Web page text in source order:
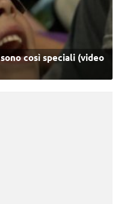
così speciali (video